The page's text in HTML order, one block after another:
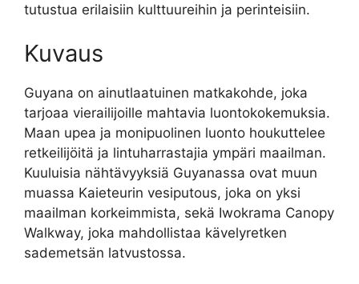
tutustua erilaisiin kulttuureihin ja perinteisiin.
Kuvaus
Guyana on ainutlaatuinen matkakohde, joka
tarjoaa vierailijoille mahtavia luontokokemuksia.
Maan upea ja monipuolinen luonto houkuttelee
retkeilijöitä ja lintuharrastajia ympäri maailman.
Kuuluisia nähtävyyksiä Guyanassa ovat muun
muassa Kaieteurin vesiputous, joka on yksi
maailman korkeimmista, sekä Iwokrama Canopy
Walkway, joka mahdollistaa kävelyretken
sademetsän latvustossa.